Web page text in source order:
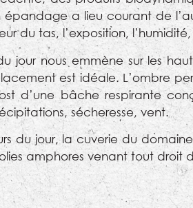
épandage a lieu courant de
du tas, l’exposition,
jour nous emmène sur les
est idéale. L’ombre
d’une bâche respirante
sécheresse, vent.
du jour, la cuverie du
amphores venant tout droit